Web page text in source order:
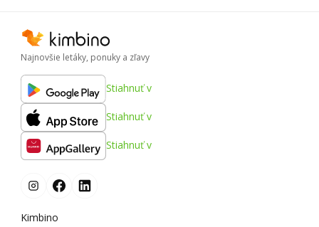
Najnovšie letáky, ponuky a zľavy
Stiahnuť v
Stiahnuť v
Stiahnuť v
Kimbino